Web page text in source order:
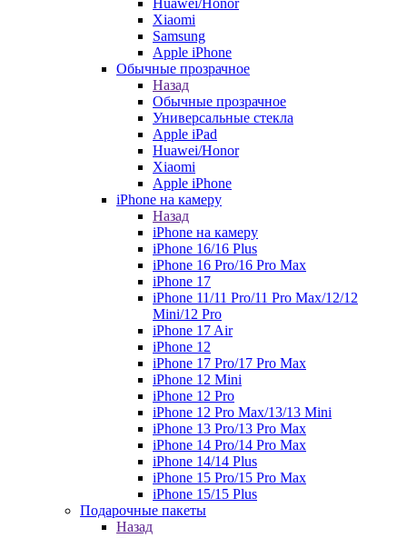
Huawei/Honor
Xiaomi
Samsung
Apple iPhone
Обычные прозрачное
Назад
Обычные прозрачное
Универсальные стекла
Apple iPad
Huawei/Honor
Xiaomi
Apple iPhone
iPhone на камеру
Назад
iPhone на камеру
iPhone 16/16 Plus
iPhone 16 Pro/16 Pro Max
iPhone 17
iPhone 11/11 Pro/11 Pro Max/12/12
Mini/12 Pro
iPhone 17 Air
iPhone 12
iPhone 17 Pro/17 Pro Max
iPhone 12 Mini
iPhone 12 Pro
iPhone 12 Pro Max/13/13 Mini
iPhone 13 Pro/13 Pro Max
iPhone 14 Pro/14 Pro Max
iPhone 14/14 Plus
iPhone 15 Pro/15 Pro Max
iPhone 15/15 Plus
Подарочные пакеты
Назад